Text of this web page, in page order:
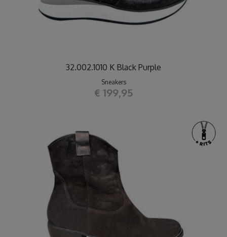
32.002.1010 K Black Purple
Sneakers
€ 199,95